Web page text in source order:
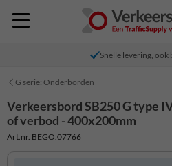
Snelle levering, ook
G serie: Onderborden
Verkeersbord SB250 G type
of verbod - 400x200mm
Art.nr. BEGO.07766